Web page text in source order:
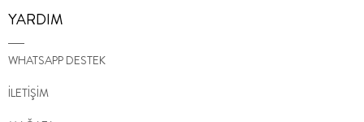
YARDIM
WHATSAPP DESTEK
İLETİŞİM